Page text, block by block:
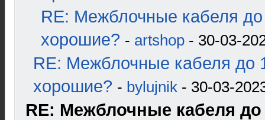
RE: Межблочные кабеля до
хорошие? - artshop - 30-03-
RE: Межблочные кабеля до
хорошие? - bylujnik - 30-03-
RE: Межблочные кабеля до